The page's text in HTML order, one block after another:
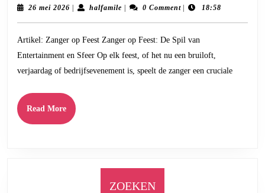
Rol
van
de
Zanger
26 mei 2026 26
halfamilehalfamile0 Comment 18:58
Artikel: Zanger op Feest Zanger op Feest: De Spil van
Entertainment en Sfeer Op elk feest, of het nu een bruiloft,
verjaardag of bedrijfsevenement is, speelt de zanger een cruciale
Read MoreRead
More
ZOEKEN